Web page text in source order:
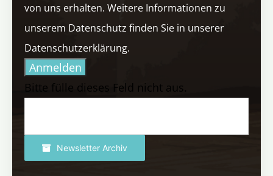
von uns erhalten. Weitere Informationen zu
unserem Datenschutz finden Sie in unserer
Datenschutzerklärung.
Anmelden
Bitte fülle dieses Feld nicht aus.
Newsletter Archiv